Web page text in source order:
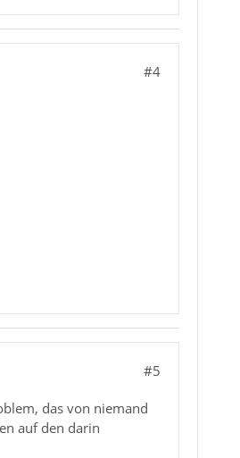
#4
#5
das von niemand
auf den darin